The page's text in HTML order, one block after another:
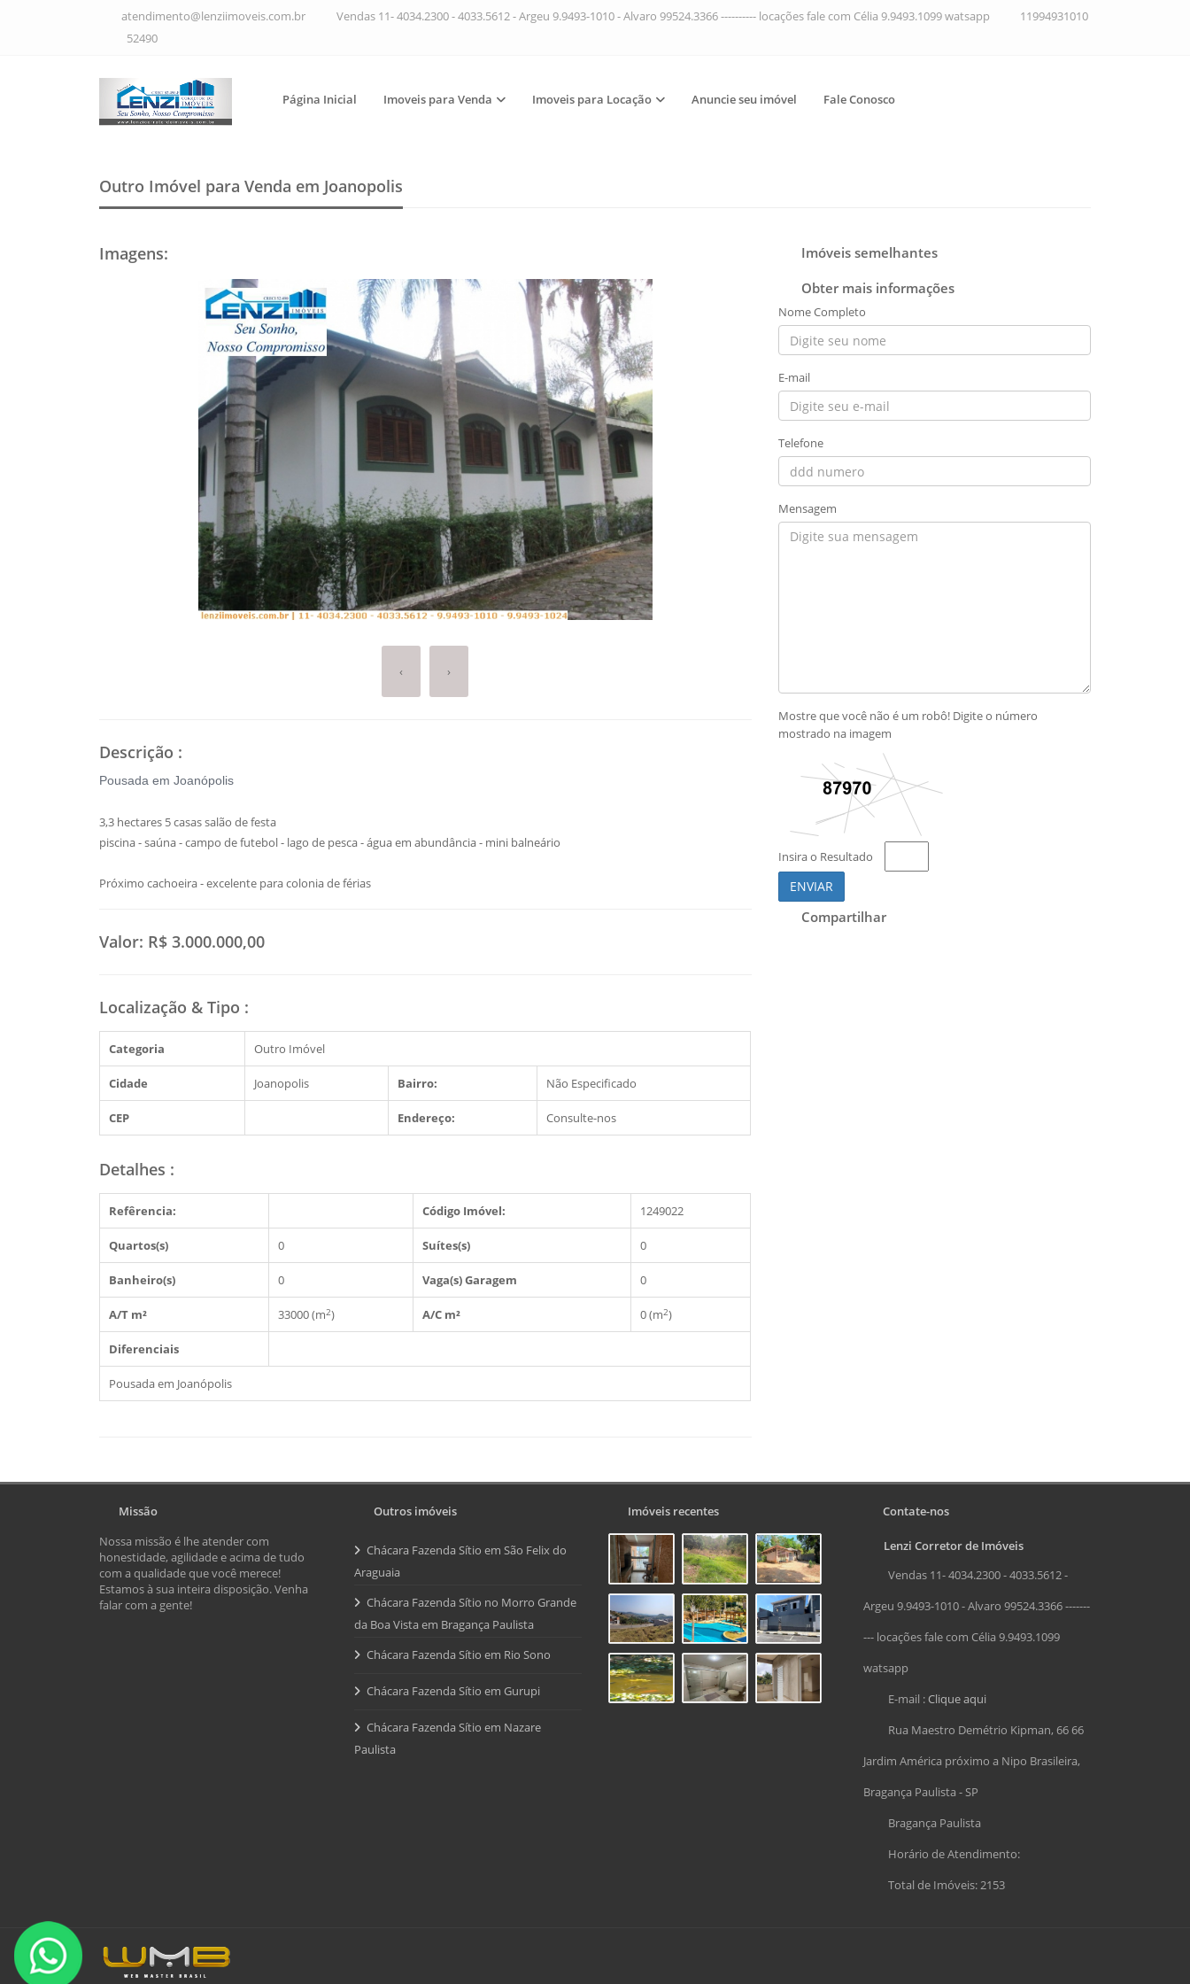
atendimento@lenziimoveis.com.br Vendas 11- 4034.2300 - 4033.5612 - Argeu 9.9493-1010 - Alvaro 99524.3366 ---------- locações fale com Célia 9.9493.1099 watsapp
11994931010
52490
Página Inicial Imoveis para Venda Imoveis para Locação Anuncie seu imóvel Fale Conosco
Outro Imóvel para Venda em Joanopolis
Imagens:
‹ ›
Descrição :
Pousada em Joanópolis
3,3 hectares 5 casas salão de festa
piscina - saúna - campo de futebol - lago de pesca - água em abundância - mini balneário
Próximo cachoeira - excelente para colonia de férias
Valor: R$ 3.000.000,00
Localização & Tipo :
Categoria Outro Imóvel
Cidade Joanopolis Bairro: Não Especificado
CEP Endereço: Consulte-nos
Detalhes :
Refêrencia: Código Imóvel: 1249022
Quartos(s) 0 Suítes(s) 0
Banheiro(s) 0 Vaga(s) Garagem 0
A/T m² 33000 (m2) A/C m² 0 (m2)
Diferenciais
Pousada em Joanópolis
Imóveis semelhantes
Obter mais informações
Nome Completo
E-mail
Telefone
Mensagem
Mostre que você não é um robô! Digite o número
mostrado na imagem
Insira o Resultado
ENVIAR
Compartilhar
Missão
Nossa missão é lhe atender com
honestidade, agilidade e acima de tudo
com a qualidade que você merece!
Estamos à sua inteira disposição. Venha
falar com a gente!
Outros imóveis
Chácara Fazenda Sítio em São Felix do
Araguaia
Chácara Fazenda Sítio no Morro Grande
da Boa Vista em Bragança Paulista
Chácara Fazenda Sítio em Rio Sono
Chácara Fazenda Sítio em Gurupi
Chácara Fazenda Sítio em Nazare
Paulista
Imóveis recentes Contate-nos
Lenzi Corretor de Imóveis
Vendas 11- 4034.2300 - 4033.5612 -
Argeu 9.9493-1010 - Alvaro 99524.3366 -------
--- locações fale com Célia 9.9493.1099
watsapp
E-mail :Clique aqui
Rua Maestro Demétrio Kipman, 66 66
Jardim América próximo a Nipo Brasileira,
Bragança Paulista - SP
Bragança Paulista
Horário de Atendimento:
Total de Imóveis: 2153